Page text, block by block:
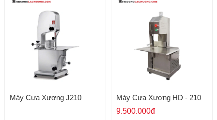
Máy Cưa Xương J210
Máy Cưa Xương HD - 210
9.500.000đ